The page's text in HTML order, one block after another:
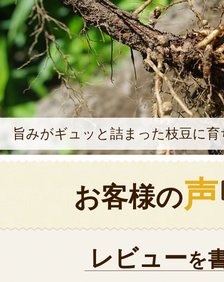
旨みがギュッと詰まった枝豆に
お客様の声
レビューを